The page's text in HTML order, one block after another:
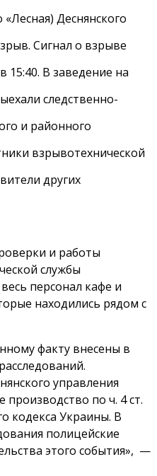
Деснянского
Сигнал о взрыве
15:40. В заведение на
следственно-
и районного
взрывотехнической
других
и работы
службы
персонал кафе и
находились рядом с
факту внесены в
управления
по ч. 4 ст.
кодекса Украины. В
полицейские
этого события», —